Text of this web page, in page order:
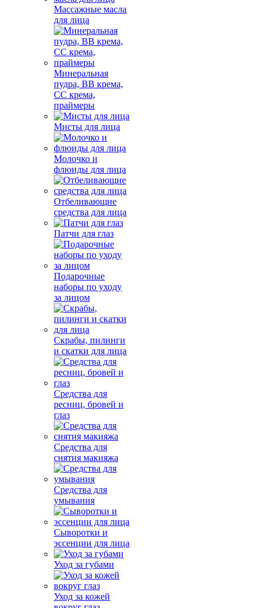
Массажные масла
для лица
Минеральная
пудра, BB крема,
СС крема,
праймеры
Мисты для лица
Молочко и
флюиды для лица
Отбеливающие
средства для лица
Патчи для глаз
Подарочные
наборы по уходу
за лицом
Скрабы, пилинги
и скатки для лица
Средства для
ресниц, бровей и
глаз
Средства для
снятия макияжа
Средства для
умывания
Сыворотки и
эссенции для лица
Уход за губами
Уход за кожей